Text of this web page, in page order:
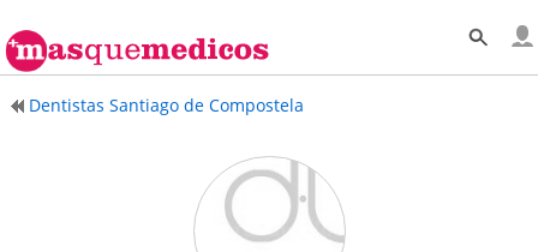
Dentistas Santiago de Compostela